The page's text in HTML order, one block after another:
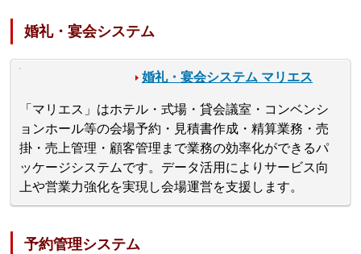
婚礼・宴会システム
婚礼・宴会システム マリエス
「マリエス」はホテル・式場・貸会議室・コンベンシ
ョンホール等の会場予約・見積書作成・精算業務・売
掛・売上管理・顧客管理まで業務の効率化ができるパ
ッケージシステムです。データ活用によりサービス向
上や営業力強化を実現し会場運営を支援します。
予約管理システム